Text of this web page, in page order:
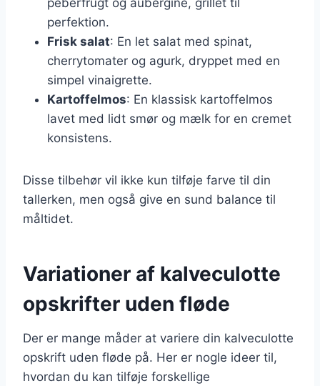
perfektion.
Frisk salat: En let salat med spinat,
cherrytomater og agurk, dryppet med en
simpel vinaigrette.
Kartoffelmos: En klassisk kartoffelmos
lavet med lidt smør og mælk for en cremet
konsistens.
Disse tilbehør vil ikke kun tilføje farve til din
tallerken, men også give en sund balance til
måltidet.
Variationer af kalveculotte
opskrifter uden fløde
Der er mange måder at variere din kalveculotte
opskrift uden fløde på. Her er nogle ideer til,
hvordan du kan tilføje forskellige